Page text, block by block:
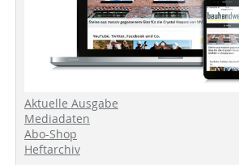
Aktuelle Ausgabe
Mediadaten
Abo-Shop
Heftarchiv